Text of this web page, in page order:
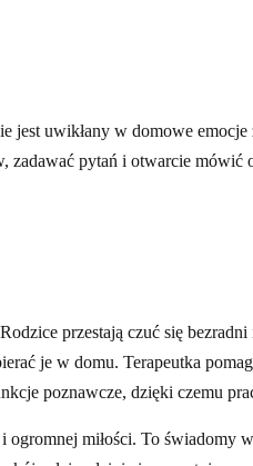
uwikłany w domowe
pytań i otwarcie
przestają czuć się
je w domu. Terapeutka
poznawcze, dzięki czemu
miłości. To